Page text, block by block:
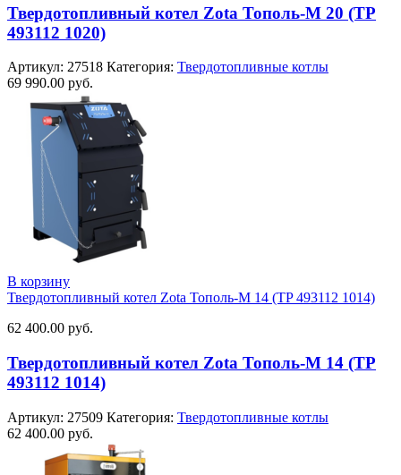
Твердотопливный котел Zota Тополь-М 20 (TP
493112 1020)
Артикул: 27518 Категория: Твердотопливные котлы
69 990.00 руб.
В корзину
Твердотопливный котел Zota Тополь-М 14 (TP 493112 1014)
62 400.00 руб.
Твердотопливный котел Zota Тополь-М 14 (TP
493112 1014)
Артикул: 27509 Категория: Твердотопливные котлы
62 400.00 руб.